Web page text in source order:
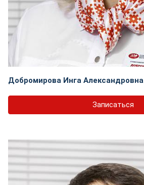
Добромирова Инга Александровна
Записаться